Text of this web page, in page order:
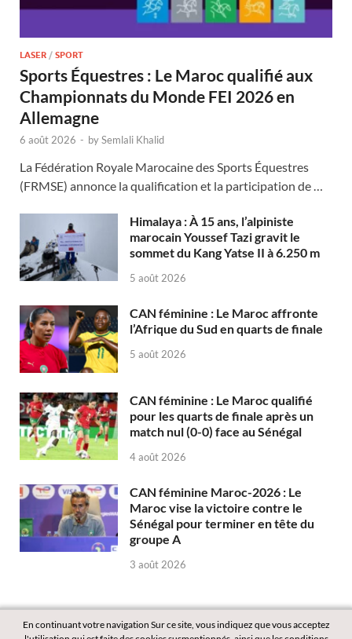
LASER / SPORT
Sports Équestres : Le Maroc qualifié aux
Championnats du Monde FEI 2026 en
Allemagne
6 août 2026 - bySemlali Khalid
La Fédération Royale Marocaine des Sports Équestres
(FRMSE) annonce la qualification et la participation de …
Himalaya : À 15 ans, l’alpiniste
marocain Youssef Tazi gravit le
sommet du Kang Yatse II à 6.250 m
5 août 2026
CAN féminine : Le Maroc affronte
l’Afrique du Sud en quarts de finale
5 août 2026
CAN féminine : Le Maroc qualifié
pour les quarts de finale après un
match nul (0-0) face au Sénégal
4 août 2026
CAN féminine Maroc-2026 : Le
Maroc vise la victoire contre le
Sénégal pour terminer en tête du
groupe A
3 août 2026
En continuant votre navigation Sur ce site, vous indiquez que vous acceptez